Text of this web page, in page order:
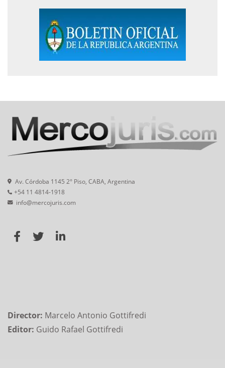
Av. Córdoba 1145 2° Piso, CABA, Argentina
+54 11 4814-1918
info@mercojuris.com
Director: Marcelo Antonio Gottifredi
Editor: Guido Rafael Gottifredi